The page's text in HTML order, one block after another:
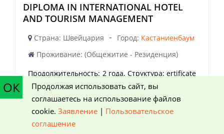
DIPLOMA IN INTERNATIONAL HOTEL
AND TOURISM MANAGEMENT
Страна: Швейцария - Город: Кастаниенбаум
Проживание: (Общежитие - Резиденция)
Продолжительность: 2 года, Структура: ertificate
+ 1 учебный семестр + семестр практики (по
желанию)
Даты заезда на 2026-2027 год
ОК
Продолжая использовать сайт, вы
соглашаетесь на использование файлов
cookie. Заявление | Пользовательское
соглашение